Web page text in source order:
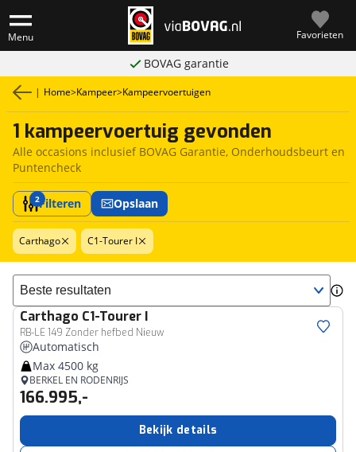
Menu Favorieten
BOVAG garantie
| Home>Kampeer>Kampeervoertuigen
1 kampeervoertuig gevonden
Alle occasions inclusief BOVAG Garantie, Onderhoudsbeurt en
Puntencheck
2Filteren Opslaan
Carthago C1-Tourer I
Sorteer resultaten
Carthago C1-Tourer I
RB-LE 149 Zonder hefbed Nieuw
Automatisch
Max 4500 kg
BERKEL EN RODENRIJS
166.995,-
Bekijk details